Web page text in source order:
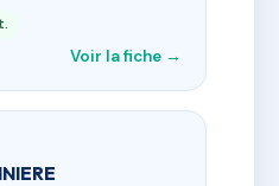
Voir la fiche →